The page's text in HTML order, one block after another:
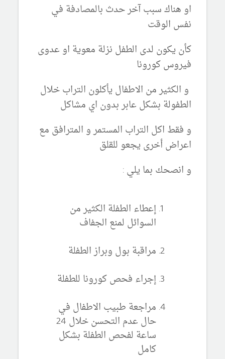
او هناك سبب آخر حدث بالمصادفة في
نفس الوقت
كأن يكون لدى الطفل نزلة معوية او عدوى
فيروس كورونا
و الكثير من الاطفال يأكلون التراب خلال
الطفولة بشكل عابر بدون اي مشاكل
و فقط اكل التراب المستمر و المترافق مع
اعراض أخرى يجعو للقلق
و انصحك بما يلي :
إعطاء الطفلة الكثير من
السوائل لمنع الجفاف
مراقبة بول وبراز الطفلة
إجراء فحص كورونا للطفلة
مراجعة طبيب الاطفال في
حال عدم التحسن خلال 24
ساعة لفحص الطفلة بشكل
كامل